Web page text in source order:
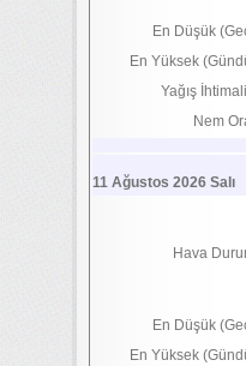
En Düşük
En Yüksek
Yağış
Nem
11 Ağustos 2026 Salı
Hava
En Düşük
En Yüksek